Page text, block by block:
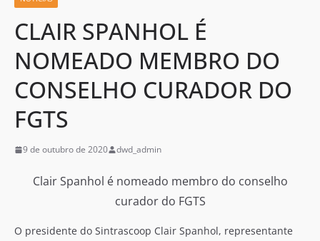
CLAIR SPANHOL É
NOMEADO MEMBRO DO
CONSELHO CURADOR DO
FGTS
9 de outubro de 2020 dwd_admin
Clair Spanhol é nomeado membro do conselho
curador do FGTS
O presidente do Sintrascoop Clair Spanhol, representante